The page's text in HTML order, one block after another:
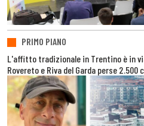
PRIMO PIANO
L'affitto tradizionale in Trentino è in
Rovereto e Riva del Garda perse